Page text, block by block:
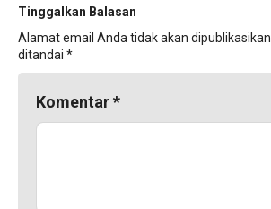
Tinggalkan Balasan
Alamat email Anda tidak akan dipublikasikan.
ditandai *
Komentar*